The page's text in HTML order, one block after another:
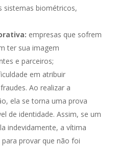
sistemas biométricos,
empresas que sofrem
ter sua imagem
e parceiros;
em atribuir
Ao realizar a
ela se torna uma prova
de identidade. Assim, se um
indevidamente, a vítima
provar que não foi